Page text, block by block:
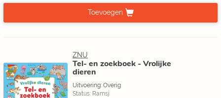
Toevoegen
ZNU
Tel- en zoekboek - Vrolijke
dieren
Uitvoering: Overig
Status: Ramsj